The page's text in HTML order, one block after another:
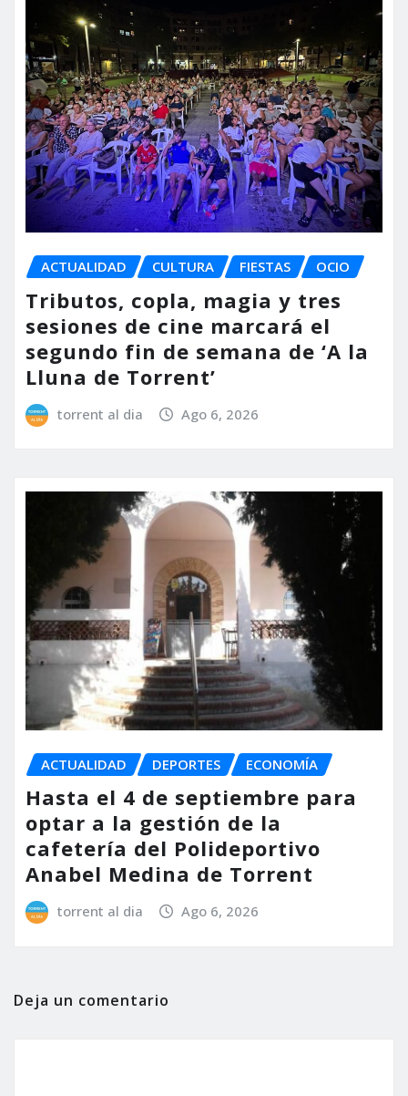
ACTUALIDAD CULTURA FIESTAS OCIO
Tributos, copla, magia y tres
sesiones de cine marcará el
segundo fin de semana de ‘A la
Lluna de Torrent’
torrent al dia Ago 6, 2026
ACTUALIDAD DEPORTES ECONOMÍA
Hasta el 4 de septiembre para
optar a la gestión de la
cafetería del Polideportivo
Anabel Medina de Torrent
torrent al dia Ago 6, 2026
Deja un comentario